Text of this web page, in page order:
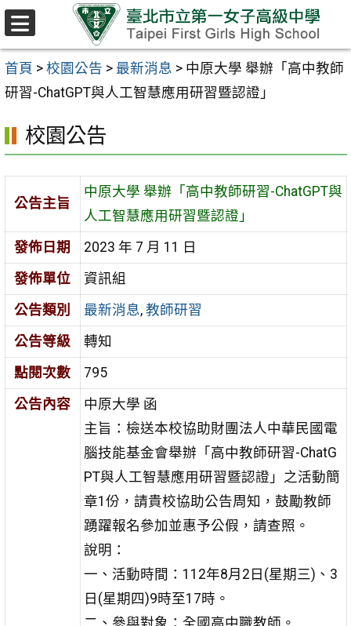
跳至主要內容區
首頁 > 校園公告 > 最新消息 > 中原大學 舉辦「高中教師
研習-ChatGPT與人工智慧應用研習暨認證」
校園公告
公告主旨
中原大學 舉辦「高中教師研習-ChatGPT與
人工智慧應用研習暨認證」
發佈日期
2023 年 7 月 11 日
發佈單位
資訊組
公告類別
最新消息, 教師研習
公告等級
轉知
點閱次數
795
公告內容
中原大學 函
主旨：檢送本校協助財團法人中華民國電
腦技能基金會舉辦「高中教師研習-ChatG
PT與人工智慧應用研習暨認證」之活動簡
章1份，請貴校協助公告周知，鼓勵教師
踴躍報名參加並惠予公假，請查照。
說明：
一、活動時間：112年8月2日(星期三)、3
日(星期四)9時至17時。
選
單